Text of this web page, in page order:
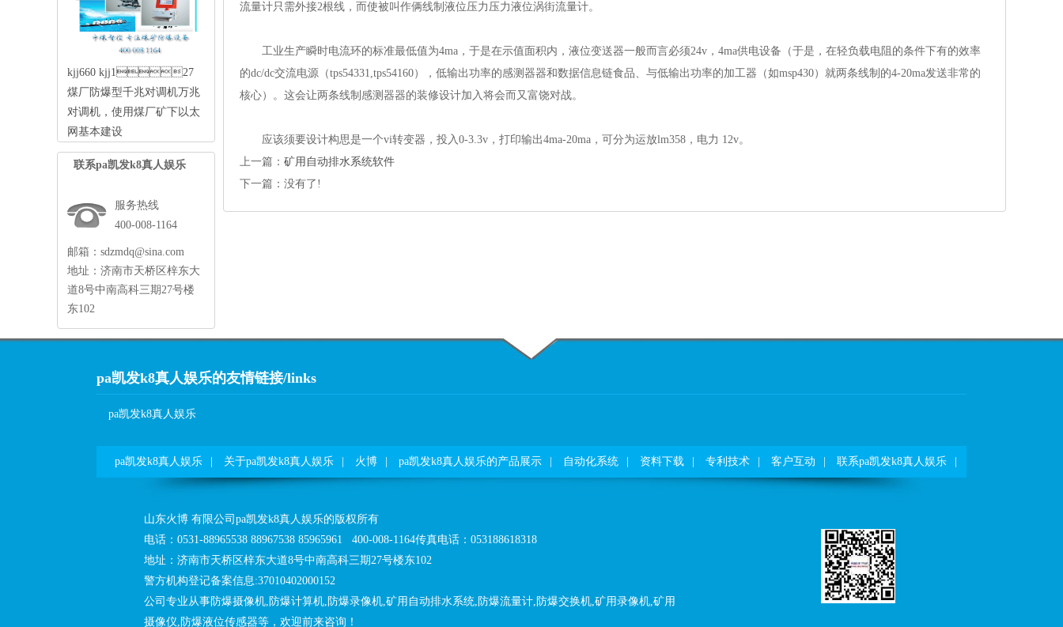
kjj660 kjj127
煤厂防爆型千兆对调机万兆
对调机，使用煤厂矿下以太
网基本建设
联系pa凯发k8真人娱乐
服务热线
400-008-1164
邮箱： sdzmdq@sina.com
地址：济南市天桥区梓东大
道8号中南高科三期27号楼
东102
流量计只需外接2根线，而使被叫作俩线制液位压力压力液位涡街流量计。
工业生产瞬时电流环的标准最低值为4ma，于是在示值面积内，液位变送器一般而言必须24v，4ma供电设备（于是，在轻负载电阻的条件下有的效率
的dc/dc交流电源（tps54331,tps54160），低输出功率的感测器器和数据信息链食品、与低输出功率的加工器（如msp430）就两条线制的4-20ma发送非常的
核心）。这会让两条线制感测器器的装修设计加入将会而又富饶对战。
应该须要设计构思是一个vi转变器，投入0-3.3v，打印输出4ma-20ma，可分为运放lm358，电力 12v。
上一篇： 矿用自动排水系统软件
下一篇：没有了!
pa凯发k8真人娱乐的友情链接/links
pa凯发k8真人娱乐
pa凯发k8真人娱乐 关于pa凯发k8真人娱乐 火博 pa凯发k8真人娱乐的产品展示 自动化系统 资料下载 专利技术 客户互动 联系pa凯发k8真人娱乐
山东火博 有限公司pa凯发k8真人娱乐的版权所有
电话：0531-88965538 88967538 85965961 400-008-1164传真电话：053188618318
地址：济南市天桥区梓东大道8号中南高科三期27号楼东102
警方机构登记备案信息:37010402000152
公司专业从事防爆摄像机,防爆计算机,防爆录像机,矿用自动排水系统,防爆流量计,防爆交换机,矿用录像机,矿用
摄像仪,防爆液位传感器等，欢迎前来咨询！